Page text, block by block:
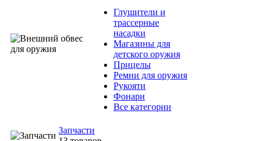
Глушители и
трассерные
насадки
Магазины для
детского оружия
Прицелы
Ремни для оружия
Рукояти
Фонари
Все категории
Запчасти